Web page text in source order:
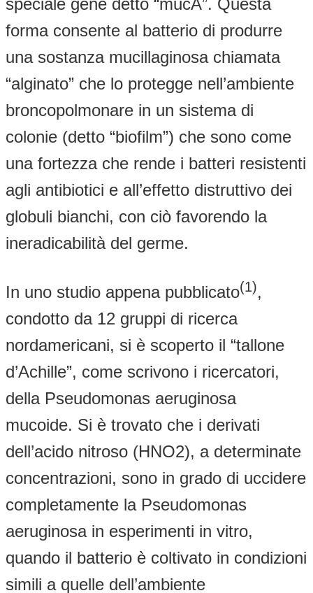
forma consente al batterio di produrre
una sostanza mucillaginosa chiamata
“alginato” che lo protegge nell’ambiente
broncopolmonare in un sistema di
colonie (detto “biofilm”) che sono come
una fortezza che rende i batteri resistenti
agli antibiotici e all’effetto distruttivo dei
globuli bianchi, con ciò favorendo la
ineradicabilità del germe.
In uno studio appena pubblicato(1),
condotto da 12 gruppi di ricerca
nordamericani, si è scoperto il “tallone
d’Achille”, come scrivono i ricercatori,
della Pseudomonas aeruginosa
mucoide. Si è trovato che i derivati
dell’acido nitroso (HNO2), a determinate
concentrazioni, sono in grado di uccidere
completamente la Pseudomonas
aeruginosa in esperimenti in vitro,
quando il batterio è coltivato in condizioni
simili a quelle dell’ambiente